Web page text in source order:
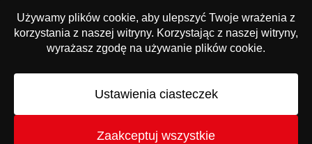
Ogólne Warunki Zamówienia
Referencje i nagrody
Refix 2026